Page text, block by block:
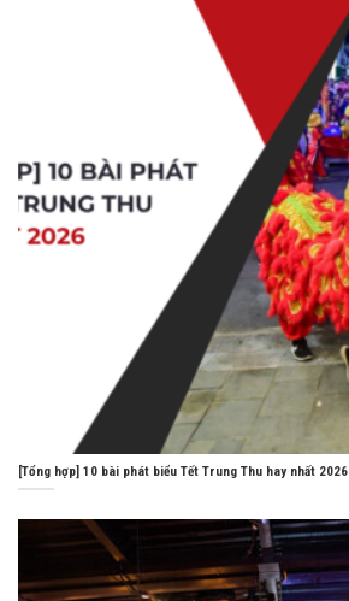
[Tổng hợp] 10 bài phát biểu Tết Trung Thu hay nhất 2026